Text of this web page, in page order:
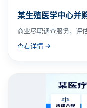
某生殖医学中心并
商业尽职调查服务，评
查看详情 →